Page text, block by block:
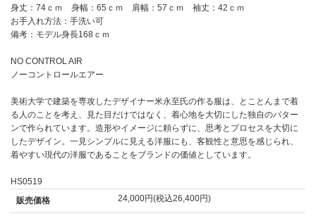
身丈：74ｃｍ 身幅：65ｃｍ 肩幅：57ｃｍ 袖丈：42ｃｍ
お手入れ方法：手洗い可
備考：モデル身長168ｃｍ
NO CONTROL AIR
ノーコントロールエアー
美術大学で建築を専攻したデザイナー米永至氏の作る服は、とことんまで着
る人のことを考え、見た目だけではなく、着心地を大切にした独自のパター
ンで作られています。造形やイメージに頼らずに、思考とプロセスを大切に
したデザイン。一見シンプルに見える洋服にも、客観性と意思を感じられ、
着やすい現代の洋服であることをブランドの価値としています。
HS0519
販売価格
24,000円(税込26,400円)